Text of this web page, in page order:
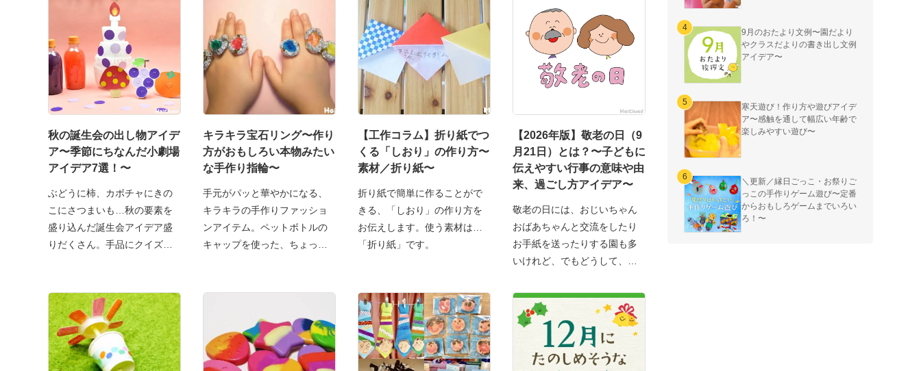
秋の誕生会の出し物アイデ
ア〜季節にちなんだ小劇場
アイデア7選！〜
ぶどうに柿、カボチャにきの
こにさつまいも…秋の要素を
盛り込んだ誕生会アイデア盛
りだくさん。手品にクイズ、
キラキラ宝石リング〜作り
方がおもしろい本物みたい
な手作り指輪〜
手元がパッと華やかになる、
キラキラの手作りファッショ
ンアイテム。ペットボトルの
キャップを使った、ちょっと
【工作コラム】折り紙でつ
くる「しおり」の作り方〜
素材／折り紙〜
折り紙で簡単に作ることがで
きる、「しおり」の作り方を
お伝えします。使う素材は…
「折り紙」です。
【2026年版】敬老の日（9
月21日）とは？〜子どもに
伝えやすい行事の意味や由
来、過ごし方アイデア〜
敬老の日には、おじいちゃん
おばあちゃんと交流をしたり
お手紙を送ったりする園も多
いけれど、でもどうして、何
9月のおたより文例〜園だより
やクラスだよりの書き出し文例
アイデア〜
寒天遊び！作り方や遊びアイデ
ア〜感触を通して幅広い年齢で
楽しみやすい遊び〜
＼更新／縁日ごっこ・お祭りご
っこの手作りゲーム遊び〜定番
からおもしろゲームまでいろい
ろ！〜